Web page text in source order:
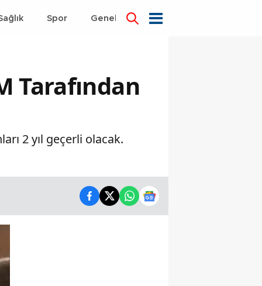
Spor Genel Dünya
Tarafından
2 yıl geçerli olacak.